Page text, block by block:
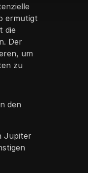
ermutigt
die
Der
um
zu
den
Jupiter